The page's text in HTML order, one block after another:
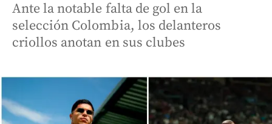
Ante la notable falta de gol en la
selección Colombia, los delanteros
criollos anotan en sus clubes